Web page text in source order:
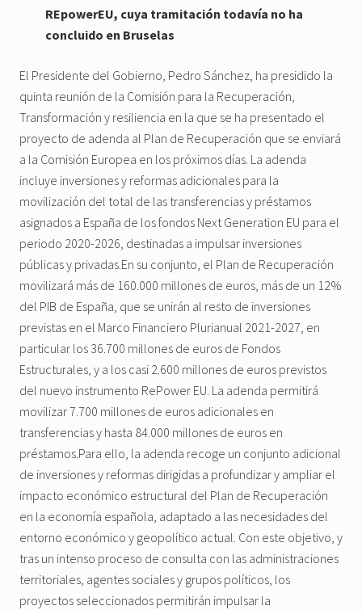
REpowerEU, cuya tramitación todavía no ha
concluido en Bruselas
El Presidente del Gobierno, Pedro Sánchez, ha presidido la
quinta reunión de la Comisión para la Recuperación,
Transformación y resiliencia en la que se ha presentado el
proyecto de adenda al Plan de Recuperación que se enviará
a la Comisión Europea en los próximos días. La adenda
incluye inversiones y reformas adicionales para la
movilización del total de las transferencias y préstamos
asignados a España de los fondos Next Generation EU para el
periodo 2020-2026, destinadas a impulsar inversiones
públicas y privadas.En su conjunto, el Plan de Recuperación
movilizará más de 160.000 millones de euros, más de un 12%
del PIB de España, que se unirán al resto de inversiones
previstas en el Marco Financiero Plurianual 2021-2027, en
particular los 36.700 millones de euros de Fondos
Estructurales, y a los casi 2.600 millones de euros previstos
del nuevo instrumento RePower EU. La adenda permitirá
movilizar 7.700 millones de euros adicionales en
transferencias y hasta 84.000 millones de euros en
préstamos.Para ello, la adenda recoge un conjunto adicional
de inversiones y reformas dirigidas a profundizar y ampliar el
impacto económico estructural del Plan de Recuperación
en la economía española, adaptado a las necesidades del
entorno económico y geopolítico actual. Con este objetivo, y
tras un intenso proceso de consulta con las administraciones
territoriales, agentes sociales y grupos políticos, los
proyectos seleccionados permitirán impulsar la